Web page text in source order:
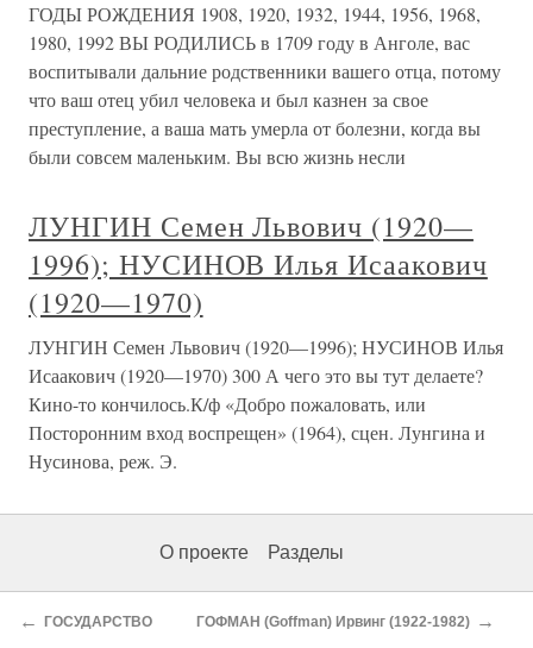
ГОДЫ РОЖДЕНИЯ 1908, 1920, 1932, 1944, 1956, 1968,
1980, 1992 ВЫ РОДИЛИСЬ в 1709 году в Анголе, вас
воспитывали дальние родственники вашего отца, потому
что ваш отец убил человека и был казнен за свое
преступление, а ваша мать умерла от болезни, когда вы
были совсем маленьким. Вы всю жизнь несли
ЛУНГИН Семен Львович (1920—
1996); НУСИНОВ Илья Исаакович
(1920—1970)
ЛУНГИН Семен Львович (1920—1996); НУСИНОВ Илья
Исаакович (1920—1970) 300 А чего это вы тут делаете?
Кино-то кончилось.К/ф «Добро пожаловать, или
Посторонним вход воспрещен» (1964), сцен. Лунгина и
Нусинова, реж. Э.
О проекте Разделы
← ГОСУДАРСТВО ГОФМАН (Goffman) Ирвинг (1922-1982) →